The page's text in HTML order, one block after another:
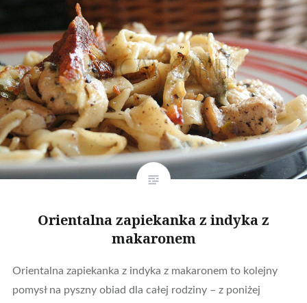
Orientalna zapiekanka z indyka z
makaronem
Orientalna zapiekanka z indyka z makaronem to kolejny
pomysł na pyszny obiad dla całej rodziny – z poniżej